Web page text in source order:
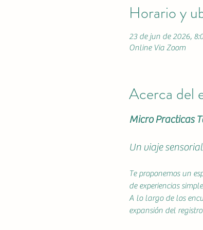
Horario y
23 de jun de 2026,
Online Via Zoom
Acerca del
Micro Practicas
Un viaje
Te proponemos un
de experiencias
A lo largo de los
expansión del